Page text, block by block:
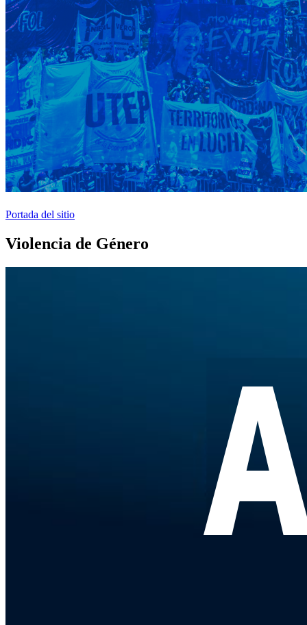
Portada del sitio
Violencia de Género